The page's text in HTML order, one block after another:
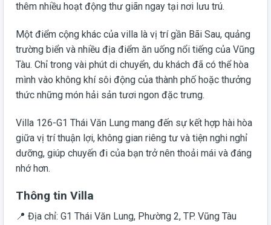
thêm nhiều hoạt động thư giãn ngay tại nơi lưu trú.
Một điểm cộng khác của villa là vị trí gần Bãi Sau, quảng
trường biển và nhiều địa điểm ăn uống nổi tiếng của Vũng
Tàu. Chỉ trong vài phút di chuyển, du khách đã có thể hòa
mình vào không khí sôi động của thành phố hoặc thưởng
thức những món hải sản tươi ngon đặc trưng.
Villa 126-G1 Thái Văn Lung mang đến sự kết hợp hài hòa
giữa vị trí thuận lợi, không gian riêng tư và tiện nghi nghỉ
dưỡng, giúp chuyến đi của bạn trở nên thoải mái và đáng
nhớ hơn.
Thông tin Villa
📍 Địa chỉ: G1 Thái Văn Lung, Phường 2, TP. Vũng Tàu